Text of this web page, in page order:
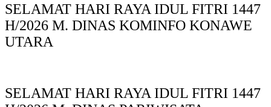
SELAMAT HARI RAYA IDUL FITRI 1447
H/2026 M. DINAS KOMINFO KONAWE
UTARA
SELAMAT HARI RAYA IDUL FITRI 1447